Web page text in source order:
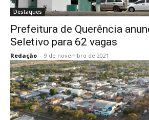
Destaques
Prefeitura de Querência
Seletivo para 62 vagas
Redação - 9 de novembro de 2021